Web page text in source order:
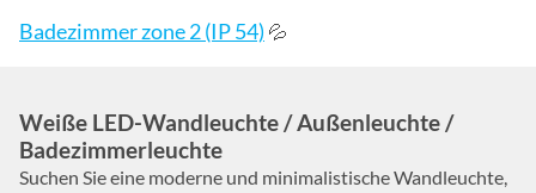
Badezimmer zone 2 (IP 54) 💦
Weiße LED-Wandleuchte / Außenleuchte /
Badezimmerleuchte
Suchen Sie eine moderne und minimalistische Wandleuchte,